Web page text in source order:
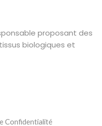
proposant des
biologiques et
Confidentialité